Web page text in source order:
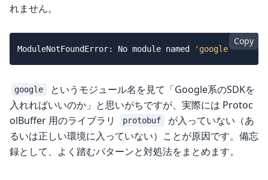
れません。
Copy
ModuleNotFoundError: No module named 'google'
google
というモジュール名を見て「Google系のSDKを
入れればいいのか」と思いがちですが、実際には Protoc
olBuffer 用のライブラリ
protobuf
が入っていない（あ
るいは正しい環境に入っていない）ことが原因です。備忘
録として、よく踏むパターンと対処法をまとめます。